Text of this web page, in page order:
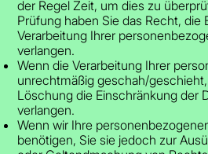
der Regel Zeit, um dies zu
Prüfung haben Sie das Recht, die
Verarbeitung Ihrer
verlangen.
Wenn die Verarbeitung Ihrer
unrechtmäßig geschah/
Löschung die Einschränkung der
verlangen.
Wenn wir Ihre
benötigen, Sie sie jedoch zur